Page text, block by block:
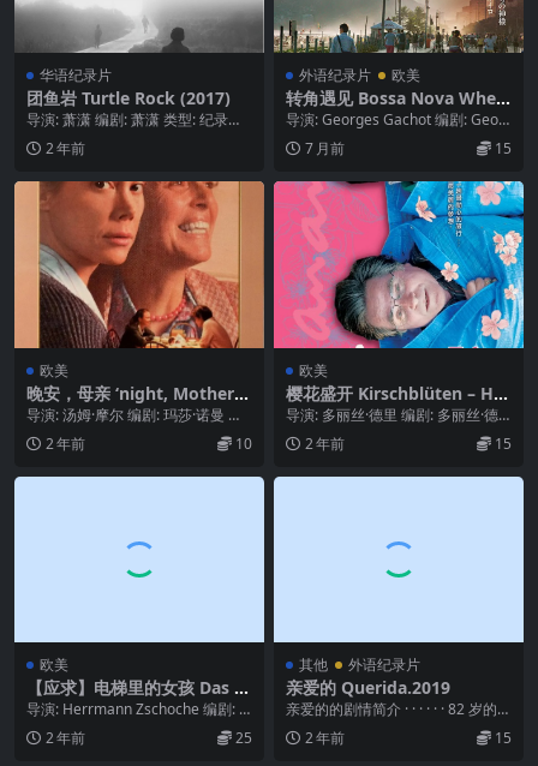
华语纪录片
团鱼岩 Turtle Rock (2017)
导演: 萧潇 编剧: 萧潇 类型: 纪录片
制片国家/地区: 中国大陆 语言: ...
2 年前
外语纪录片 欧美
转角遇见 Bossa Nova Wher
e Are You, João Gilberto?
(2018)
导演: Georges Gachot 编剧: Geor
ges Gachot / ...
7 月前 15
欧美
晚安，母亲 ‘night, Mother
(1986)
导演: 汤姆·摩尔 编剧: 玛莎·诺曼 主
演: 安妮·班克罗夫特 / 茜茜·斯派...
2 年前 10
欧美
樱花盛开 Kirschblüten – Ha
nami (2008)
导演: 多丽丝·德里 编剧: 多丽丝·德
里 主演: 艾尔玛·韦伯 / 汉内洛勒·...
2 年前 15
欧美
【应求】电梯里的女孩 Das M
ädchen aus dem Fahrstuhl
(1991)
导演: Herrmann Zschoche 编剧: G
abriele Herzo...
2 年前 25
其他 外语纪录片
亲爱的 Querida.2019
亲爱的的剧情简介 · · · · · · 82 岁的费
鲁泽不惧怕艰苦的工作。从黎...
2 年前 15